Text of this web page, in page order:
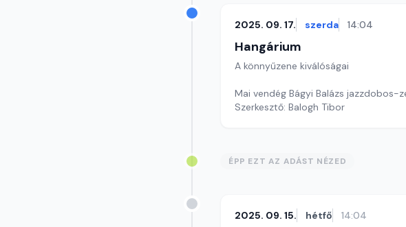
2025. 09. 17. szerda 14:04
Hangárium
A könnyűzene kiválóságai
Mai vendég Bágyi Balázs jazzdobos-
Szerkesztő: Balogh Tibor
ÉPP EZT AZ ADÁST NÉZED
2025. 09. 15. hétfő 14:04